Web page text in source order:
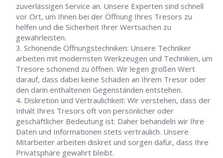
zuverlässigen Service an. Unsere Experten sind schnell
vor Ort, um Ihnen bei der Öffnung Ihres Tresors zu
helfen und die Sicherheit Ihrer Wertsachen zu
gewährleisten.
Schonende Öffnungstechniken: Unsere Techniker
arbeiten mit modernsten Werkzeugen und Techniken, um
Tresore schonend zu öffnen. Wir legen großen Wert
darauf, dass dabei keine Schäden an Ihrem Tresor oder
den darin enthaltenen Gegenständen entstehen.
Diskretion und Vertraulichkeit: Wir verstehen, dass der
Inhalt Ihres Tresors oft von persönlicher oder
geschäftlicher Bedeutung ist. Daher behandeln wir Ihre
Daten und Informationen stets vertraulich. Unsere
Mitarbeiter arbeiten diskret und sorgen dafür, dass Ihre
Privatsphäre gewahrt bleibt.